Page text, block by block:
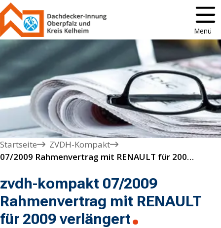
Menü
Startseite
ZVDH-Kompakt
07/2009 Rahmenvertrag mit RENAULT für 2009 verlängert
zvdh-kompakt 07/2009
Rahmenvertrag mit RENAULT
für 2009 verlängert